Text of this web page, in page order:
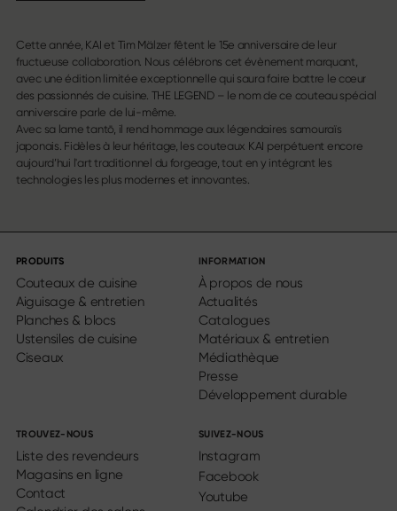
Cette année, KAI et Tim Mälzer fêtent le 15e anniversaire de leur
fructueuse collaboration. Nous célébrons cet évènement marquant,
avec une édition limitée exceptionnelle qui saura faire battre le cœur
des passionnés de cuisine. THE LEGEND – le nom de ce couteau spécial
anniversaire parle de lui-même.
Avec sa lame tantō, il rend hommage aux légendaires samouraïs
japonais. Fidèles à leur héritage, les couteaux KAI perpétuent encore
aujourd’hui l'art traditionnel du forgeage, tout en y intégrant les
technologies les plus modernes et innovantes.
PRODUITS
Couteaux de cuisine
Aiguisage & entretien
Planches & blocs
Ustensiles de cuisine
Ciseaux
INFORMATION
À propos de nous
Actualités
Catalogues
Matériaux & entretien
Médiathèque
Presse
Développement durable
TROUVEZ-NOUS
Liste des revendeurs
Magasins en ligne
Contact
SUIVEZ-NOUS
Instagram
Facebook
Youtube